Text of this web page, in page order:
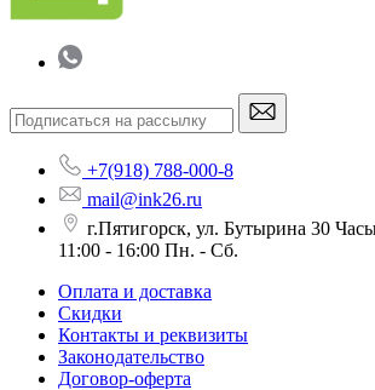
+7(918) 788-000-8
mail@ink26.ru
г.Пятигорск, ул. Бутырина 30
11:00 - 16:00 Пн. - Сб.
Оплата и доставка
Скидки
Контакты и реквизиты
Законодательство
Договор-оферта